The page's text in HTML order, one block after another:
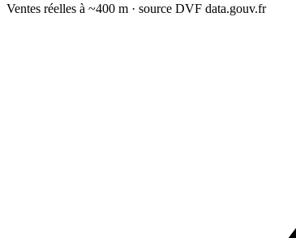
Ventes réelles à ~400 m · source DVF data.gouv.fr